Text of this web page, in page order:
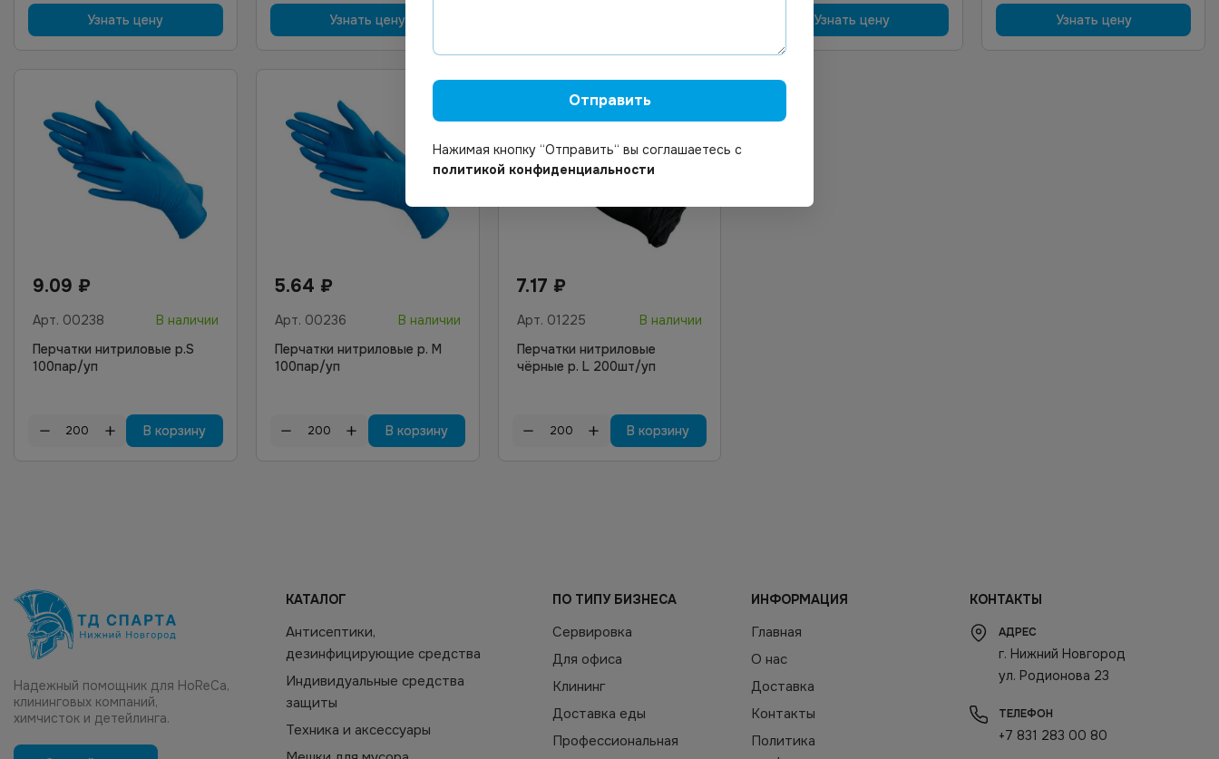
Узнать цену Узнать цену Узнать цену Узнать цену
9.09 ₽
Арт. 00238
В наличии
Перчатки нитриловые р.S
100пар/уп
В корзину
5.64 ₽
Арт. 00236
В наличии
Перчатки нитриловые р. M
100пар/уп
В корзину
7.17 ₽
Арт. 01225
В наличии
Перчатки нитриловые
чёрные р. L 200шт/уп
В корзину
Надежный помощник для HoReCa,
клининговых компаний,
химчисток и детейлинга.
КАТАЛОГ
Антисептики,
дезинфицирующие средства
Индивидуальные средства
защиты
Техника и аксессуары
ПО ТИПУ БИЗНЕСА
Сервировка
Для офиса
Клининг
Доставка еды
Профессиональная
ИНФОРМАЦИЯ
Главная
О нас
Доставка
Контакты
Политика
КОНТАКТЫ
АДРЕС
г. Нижний Новгород
ул. Родионова 23
ТЕЛЕФОН
+7 831 283 00 80
Отправить
Нажимая кнопку “Отправить“ вы соглашаетесь с
политикой конфиденциальности